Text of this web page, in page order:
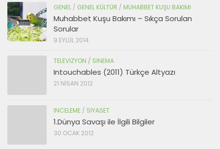
GENEL / GENEL KÜLTÜR / MUHABBET KUŞU BAKIMI
Muhabbet Kuşu Bakımı – Sıkça Sorulan
Sorular
9 EYLÜL 2014
TELEVIZYON / SINEMA
Intouchables (2011) Türkçe Altyazı
21 NISAN 2012
INCELEME / SIYASET
1.Dünya Savaşı ile İlgili Bilgiler
30 OCAK 2012